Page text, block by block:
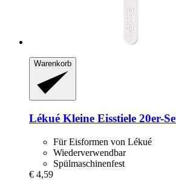
Warenkorb
Lékué Kleine Eisstiele 20er-​
Für Eisformen von Lékué
Wiederverwendbar
Spülmaschinenfest
€ 4,59